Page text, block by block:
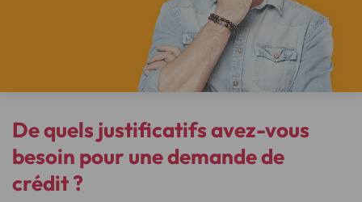
De quels justificatifsavez-vous
besoin pour unedemande de
crédit?